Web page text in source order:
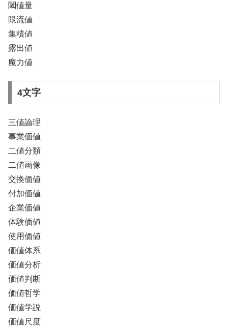
閾値量
限流値
集積値
露出値
魔力値
4文字
三値論理
事業価値
二値分類
二値画像
交換価値
付加価値
企業価値
体験価値
使用価値
価値体系
価値分析
価値判断
価値哲学
価値学説
価値尺度